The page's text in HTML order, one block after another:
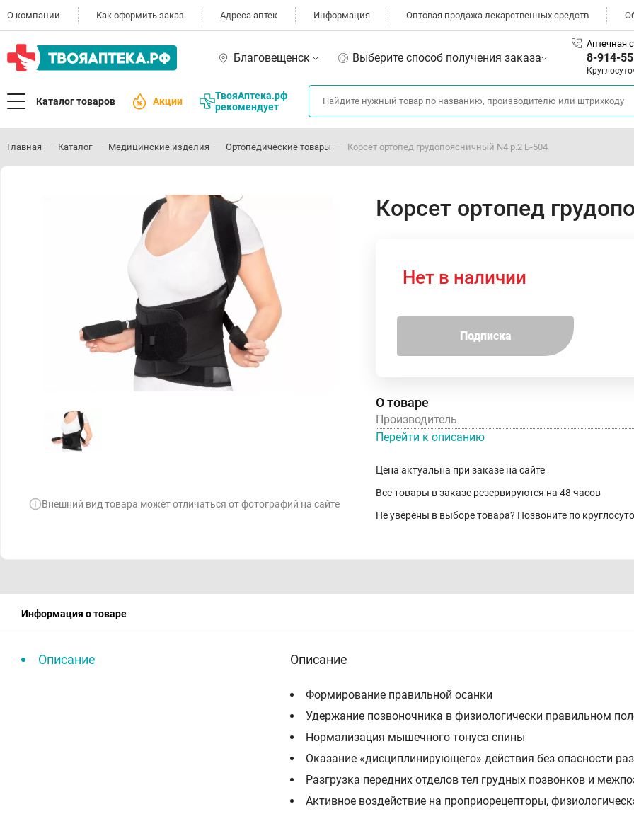
О компании Как оформить заказ Адреса аптек Информация Оптовая продажа лекарственных средств
Благовещенск Выберите способ получения заказа
Аптечная
8-914-
Каталог товаров Акции
ТвояАптека.рф
рекомендует
Главная Каталог Медицинские изделия Ортопедические товары Корсет ортопед грудопоясничный N4 р.2 Б-504
Внешний вид товара может отличаться от фотографий на сайте
Корсет ортопед
Нет в наличии
Подписка
О товаре
Производитель
Перейти к описанию
Цена актуальна при заказе на сайте
Все товары в заказе резервируются на 48 часов
Не уверены в выборе товара? Позвоните по
Информация о товаре
Описание Описание
Формирование правильной осанки
Удержание позвоночника в физиологически правильном
Нормализация мышечного тонуса спины
Оказание «дисциплинирующего» действия без опасности
Разгрузка передних отделов тел грудных позвонков и
Активное воздействие на проприорецепторы,